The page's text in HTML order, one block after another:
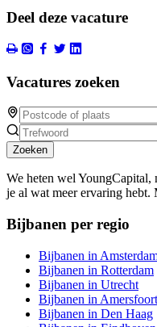
Deel deze vacature
Vacatures zoeken
Zoeken
We heten wel YoungCapital,
je al wat meer ervaring hebt.
Bijbanen per regio
Bijbanen in
Bijbanen in Rotterdam
Bijbanen in Utrecht
Bijbanen in Amersfoort
Bijbanen in Den Haag